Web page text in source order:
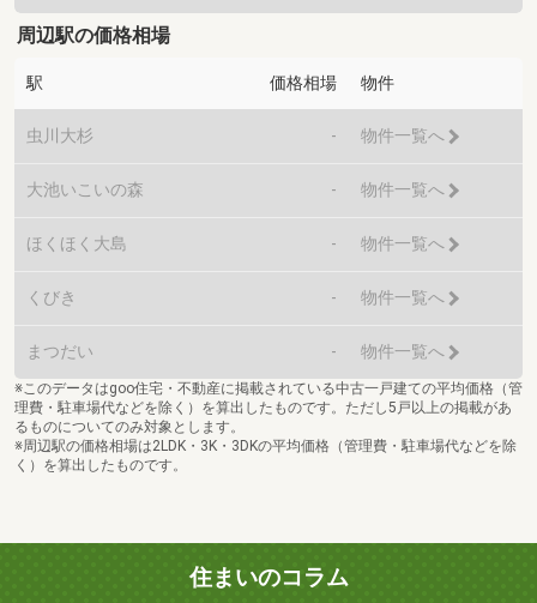
周辺駅の価格相場
駅 価格相場 物件
虫川大杉 - 物件一覧へ
大池いこいの森 - 物件一覧へ
ほくほく大島 - 物件一覧へ
くびき - 物件一覧へ
まつだい - 物件一覧へ
※このデータはgoo住宅・不動産に掲載されている中古一戸建ての平均価格（管
理費・駐車場代などを除く）を算出したものです。ただし5戸以上の掲載があ
るものについてのみ対象とします。
※周辺駅の価格相場は2LDK・3K・3DKの平均価格（管理費・駐車場代などを除
く）を算出したものです。
住まいのコラム